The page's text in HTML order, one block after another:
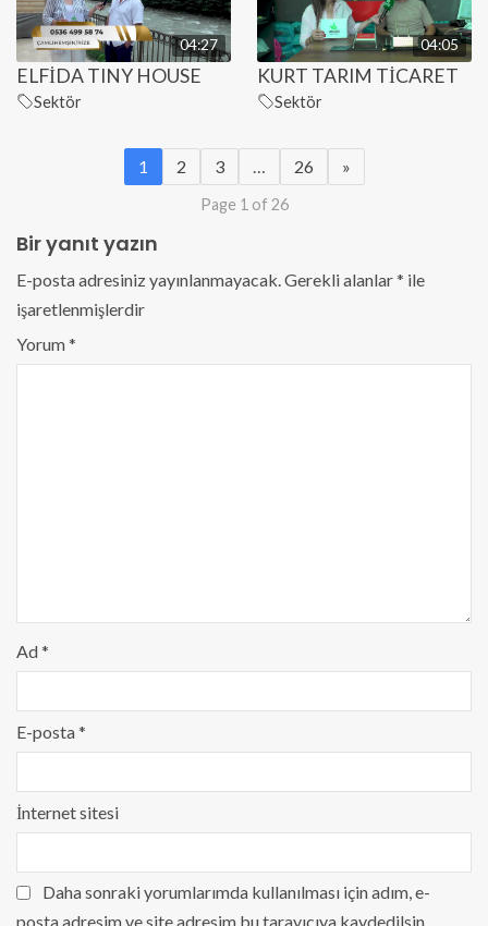
04:27
ELFİDA TINY HOUSE
Sektör
04:05
KURT TARIM TİCARET
Sektör
1 2 3 26 »
Page 1 of 26
Bir yanıt yazın
E-posta adresiniz yayınlanmayacak. Gerekli alanlar* ile
işaretlenmişlerdir
Yorum*
Ad*
E-posta*
İnternet sitesi
Daha sonraki yorumlarımda kullanılması için adım, e-
posta adresim ve site adresim bu tarayıcıya kaydedilsin.